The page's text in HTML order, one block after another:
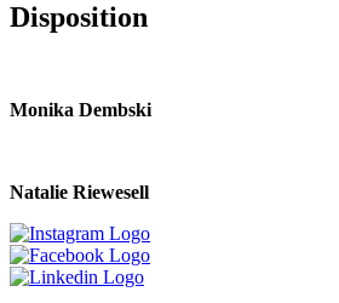
Disposition
Monika Dembski
Natalie Riewesell